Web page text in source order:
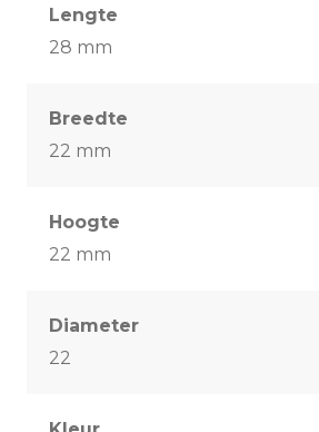
Lengte
28 mm
Breedte
22 mm
Hoogte
22 mm
Diameter
22